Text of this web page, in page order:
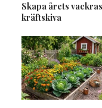
Skapa årets
kräftskiva